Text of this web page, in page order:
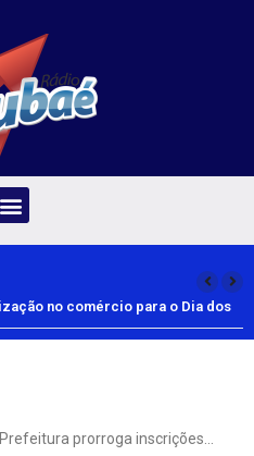
no comércio para o Dia dos
Prefeitura prorroga inscrições…